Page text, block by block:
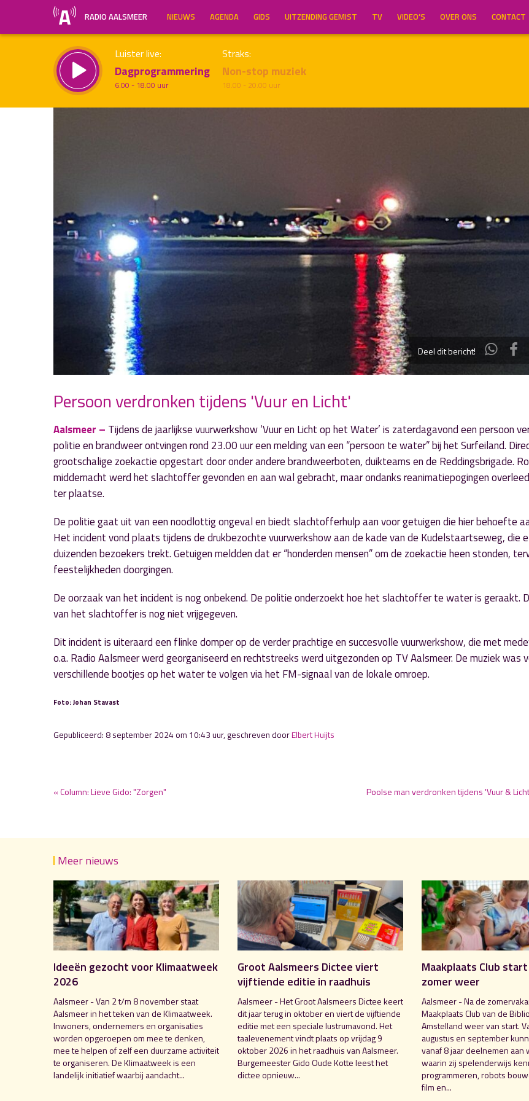
RADIO AALSMEER NIEUWS AGENDA GIDS UITZENDING GEMIST TV VIDEO’S OVER ONS CONTACT
Luister live:
Dagprogrammering
6.00 - 18.00 uur
Straks:
Non-stop muziek
18.00 - 20.00 uur
Deel dit bericht!
Persoon verdronken tijdens 'Vuur en Licht'
Aalsmeer – Tijdens de jaarlijkse vuurwerkshow ‘Vuur en Licht op het Water’ is zaterdagavond een persoon
politie en brandweer ontvingen rond 23.00 uur een melding van een “persoon te water” bij het Surfeiland.
grootschalige zoekactie opgestart door onder andere brandweerboten, duikteams en de Reddingsbrigade.
middernacht werd het slachtoffer gevonden en aan wal gebracht, maar ondanks reanimatiepogingen
ter plaatse.
De politie gaat uit van een noodlottig ongeval en biedt slachtofferhulp aan voor getuigen die hier behoefte
Het incident vond plaats tijdens de drukbezochte vuurwerkshow aan de kade van de Kudelstaartseweg, die
duizenden bezoekers trekt. Getuigen meldden dat er “honderden mensen” om de zoekactie heen stonden,
feestelijkheden doorgingen.
De oorzaak van het incident is nog onbekend. De politie onderzoekt hoe het slachtoffer te water is geraakt.
van het slachtoffer is nog niet vrijgegeven.
Dit incident is uiteraard een flinke domper op de verder prachtige en succesvolle vuurwerkshow, die met
o.a. Radio Aalsmeer werd georganiseerd en rechtstreeks werd uitgezonden op TV Aalsmeer. De muziek was
verschillende bootjes op het water te volgen via het FM-signaal van de lokale omroep.
Foto: Johan Stavast
Gepubliceerd: 8 september 2024 om 10:43 uur, geschreven doorElbert Huijts
« Column: Lieve Gido: "Zorgen" Poolse man verdronken tijdens 'Vuur &
Meer nieuws
Ideeën gezocht voor Klimaatweek
2026
Aalsmeer - Van 2 t/m 8 november staat
Aalsmeer in het teken van de Klimaatweek.
Inwoners, ondernemers en organisaties
worden opgeroepen om mee te denken,
mee te helpen of zelf een duurzame activiteit
te organiseren. De Klimaatweek is een
landelijk initiatief waarbij aandacht...
Groot Aalsmeers Dictee viert
vijftiende editie in raadhuis
Aalsmeer - Het Groot Aalsmeers Dictee keert
dit jaar terug in oktober en viert de vijftiende
editie met een speciale lustrumavond. Het
taalevenement vindt plaats op vrijdag 9
oktober 2026 in het raadhuis van Aalsmeer.
Burgemeester Gido Oude Kotte leest het
dictee opnieuw...
Maakplaats Club
zomer weer
Aalsmeer - Na de
Maakplaats Club van de
Amstelland weer van start.
augustus en september
vanaf 8 jaar deelnemen aan
waarin zij spelenderwijs
programmeren, robots
film en...